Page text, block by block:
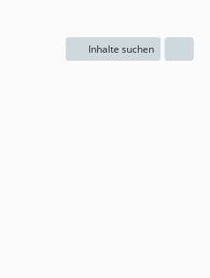
Inhalte suchen